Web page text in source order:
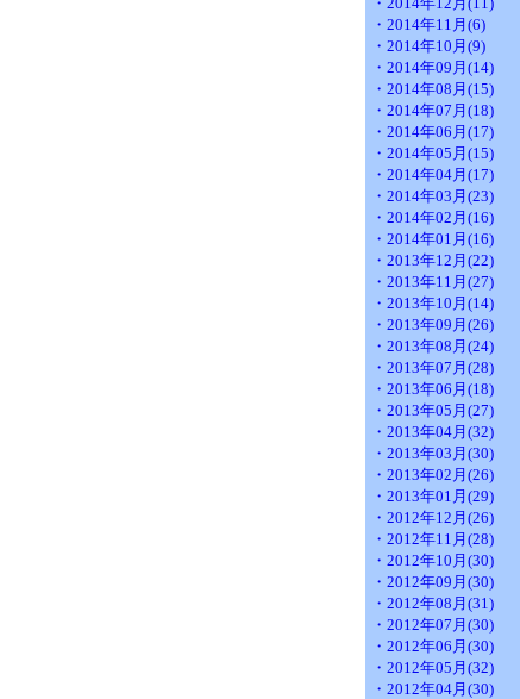
・2014年11月(6)
・2014年10月(9)
・2014年09月(14)
・2014年08月(15)
・2014年07月(18)
・2014年06月(17)
・2014年05月(15)
・2014年04月(17)
・2014年03月(23)
・2014年02月(16)
・2014年01月(16)
・2013年12月(22)
・2013年11月(27)
・2013年10月(14)
・2013年09月(26)
・2013年08月(24)
・2013年07月(28)
・2013年06月(18)
・2013年05月(27)
・2013年04月(32)
・2013年03月(30)
・2013年02月(26)
・2013年01月(29)
・2012年12月(26)
・2012年11月(28)
・2012年10月(30)
・2012年09月(30)
・2012年08月(31)
・2012年07月(30)
・2012年06月(30)
・2012年05月(32)
・2012年04月(30)